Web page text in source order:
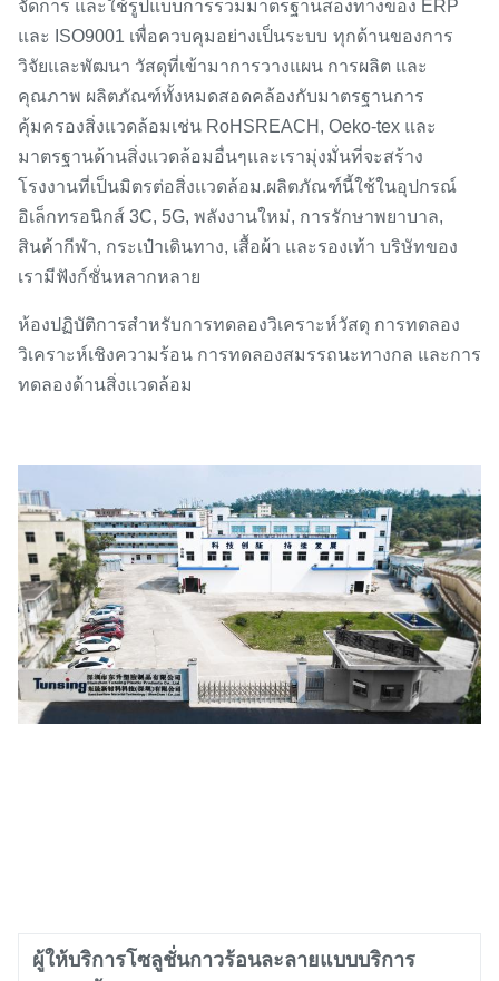
จัดการ และใช้รูปแบบการรวมมาตรฐานสองทางของ ERP
และ ISO9001 เพื่อควบคุมอย่างเป็นระบบ ทุกด้านของการ
วิจัยและพัฒนา วัสดุที่เข้ามาการวางแผน การผลิต และ
คุณภาพ ผลิตภัณฑ์ทั้งหมดสอดคล้องกับมาตรฐานการ
คุ้มครองสิ่งแวดล้อมเช่น RoHSREACH, Oeko-tex และ
มาตรฐานด้านสิ่งแวดล้อมอื่นๆและเรามุ่งมั่นที่จะสร้าง
โรงงานที่เป็นมิตรต่อสิ่งแวดล้อม.ผลิตภัณฑ์นี้ใช้ในอุปกรณ์
อิเล็กทรอนิกส์ 3C, 5G, พลังงานใหม่, การรักษาพยาบาล,
สินค้ากีฬา, กระเป๋าเดินทาง, เสื้อผ้า และรองเท้า บริษัทของ
เรามีฟังก์ชั่นหลากหลาย
ห้องปฏิบัติการสำหรับการทดลองวิเคราะห์วัสดุ การทดลอง
วิเคราะห์เชิงความร้อน การทดลองสมรรถนะทางกล และการ
ทดลองด้านสิ่งแวดล้อม
ผู้ให้บริการโซลูชั่นกาวร้อนละลายแบบบริการ